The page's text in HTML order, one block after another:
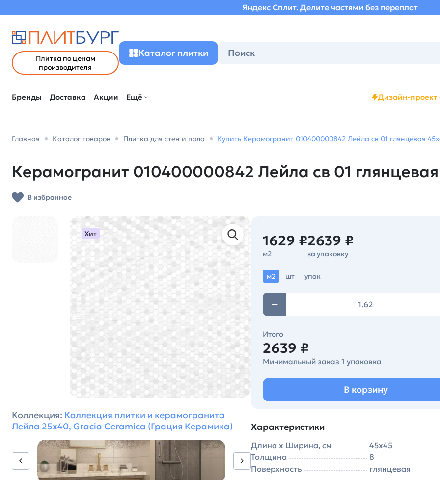
Яндекс Сплит. Делите частями без переплат
Плитка по ценам
производителя
Каталог плитки
Бренды Доставка Акции Ещё Дизайн-проект
Главная Каталог товаров Плитка для стен и пола Купить Керамогранит 010400000842 Лейла св 01 глянцевая
Керамогранит 010400000842 Лейла св 01
В избранное
Хит
Коллекция: Коллекция плитки и керамогранита
Лейла 25х40, Gracia Ceramica (Грация Керамика)
1629 ₽
м2
2639 ₽
за упаковку
м2 шт упак
Итого
2639 ₽
Минимальный заказ 1 упаковка
В корзину
Характеристики
Длина х Ширина, см
45х45
Толщина
8
Поверхность
глянцевая